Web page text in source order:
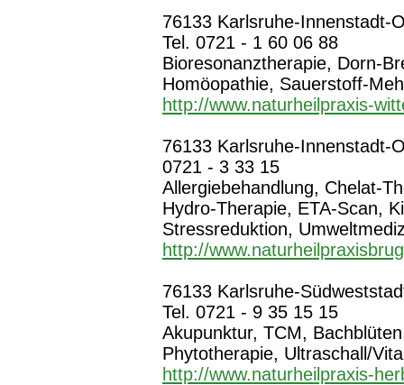
76133 Karlsruhe-Innenstadt-
Tel. 0721 - 1 60 06 88
Bioresonanztherapie, Dorn-
Homöopathie, Sauerstoff-
http://www.naturheilpraxis-
76133 Karlsruhe-Innenstadt-
0721 - 3 33 15
Allergiebehandlung, Chelat-
Hydro-Therapie, ETA-Scan,
Stressreduktion,
http://
76133 Karlsruhe-
Tel. 0721 - 9 35 15 15
Akupunktur, TCM,
Phytotherapie, Ultraschall/
http://www.naturheilpraxis-